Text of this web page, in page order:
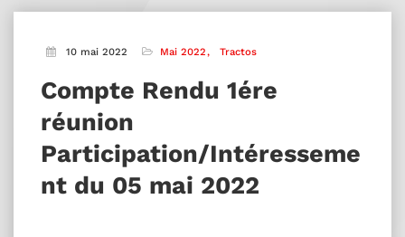
10 mai 2022 Mai 2022 Tractos
Compte Rendu 1ére
réunion
Participation/Intéresseme
nt du 05 mai 2022